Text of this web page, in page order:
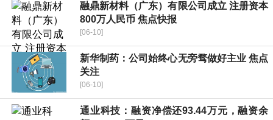
融鼎新材料（广东）有限公司成立 注册资本
800万人民币 焦点快报
[06-10]
新华制药：公司始终心无旁骛做好主业 焦点
关注
[06-10]
通业科技：融资净偿还93.44万元，融资余